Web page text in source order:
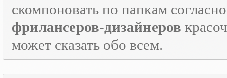
скомпоновать по папкам
фрилансеров-дизайнеров
может сказать обо всем.